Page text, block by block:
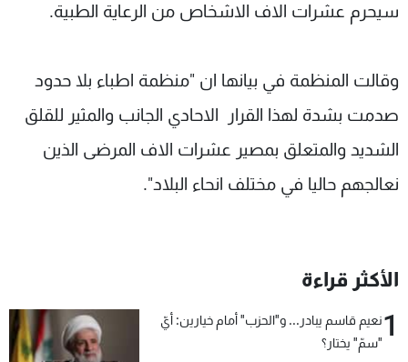
سيحرم عشرات الاف الاشخاص من الرعاية الطبية.
وقالت المنظمة في بيانها ان "منظمة اطباء بلا حدود
صدمت بشدة لهذا القرار الاحادي الجانب والمثير للقلق
الشديد والمتعلق بمصير عشرات الاف المرضى الذين
نعالجهم حاليا في مختلف انحاء البلاد".
الأكثر قراءة
1نعيم قاسم يبادر... و"الحزب" أمام خيارين: أيّ
"سمّ" يختار؟
سياسة الخصوصية